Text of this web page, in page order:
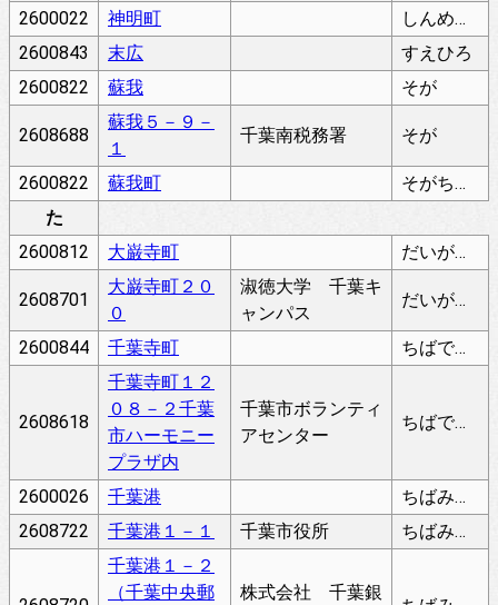
2600022 神明町
しんめいちょう
2600843
末広
すえひろ
2600822
蘇我 そが
2608688
蘇我５－９－
１
千葉南税務署 そが
2600822 蘇我町
そがちょう
た
2600812
大巌寺町 だいがんじちょう
2608701
大巌寺町２０
０
淑徳大学 千葉キ
ャンパス
だいがんじちょう
2600844 千葉寺町 ちばでらちょう
2608618
千葉寺町１２
０８－２千葉
市ハーモニー
プラザ内
千葉市ボランティ
アセンター
ちばでらちょう
2600026 千葉港
ちばみなと
2608722
千葉港１－１ 千葉市役所 ちばみなと
千葉港１－２
（千葉中央郵
株式会社 千葉銀